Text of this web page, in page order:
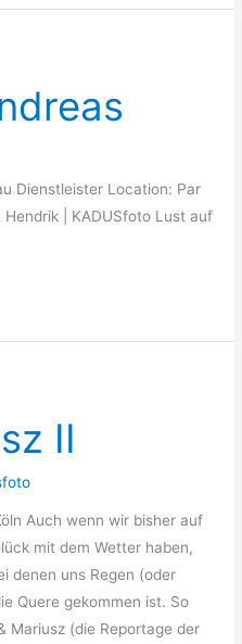
Dienstleister Location: Par
| KADUSfoto Lust auf
II
Auch wenn wir bisher auf
mit dem Wetter haben,
denen uns Regen (oder
Quere gekommen ist. So
Mariusz (die Reportage der